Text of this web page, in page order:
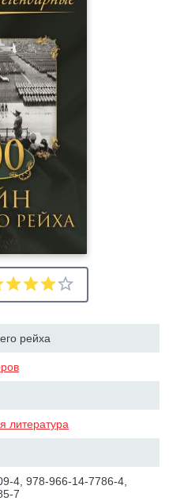
рейха
литература
4, 978-966-14-7786-4,
7